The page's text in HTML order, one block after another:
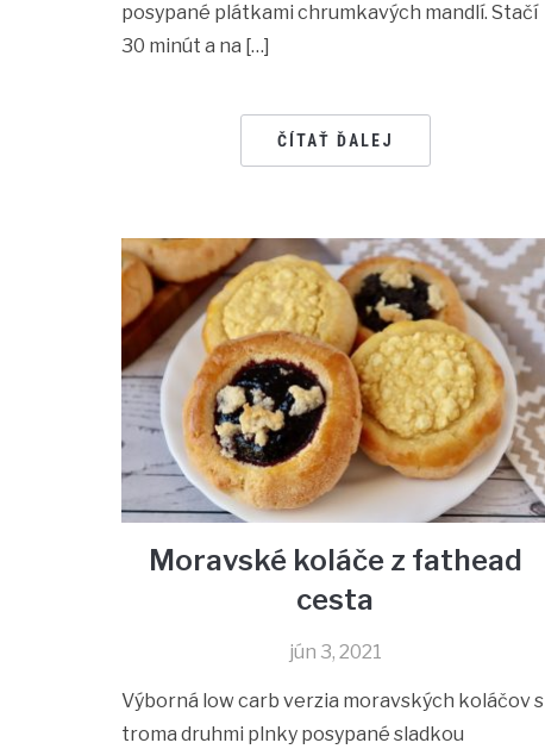
posypané plátkami chrumkavých mandlí. Stačí
30 minút a na […]
ČÍTAŤ ĎALEJ
Moravské koláče z fathead
cesta
jún 3, 2021
Výborná low carb verzia moravských koláčov s
troma druhmi plnky posypané sladkou